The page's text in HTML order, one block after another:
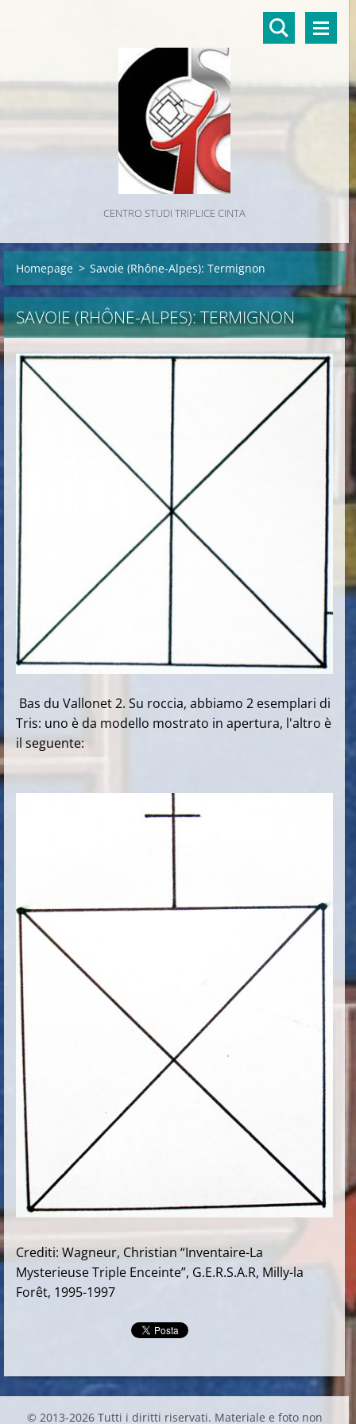
CENTRO STUDI TRIPLICE CINTA
Homepage > Savoie (Rhône-Alpes): Termignon
SAVOIE (RHÔNE-ALPES): TERMIGNON
Bas du Vallonet 2. Su roccia, abbiamo 2 esemplari di
Tris: uno è da modello mostrato in apertura, l'altro è
il seguente:
Crediti: Wagneur, Christian “Inventaire-La
Mysterieuse Triple Enceinte”, G.E.R.S.A.R, Milly-la
Forêt, 1995-1997
© 2013-2026 Tutti i diritti riservati. Materiale e foto non